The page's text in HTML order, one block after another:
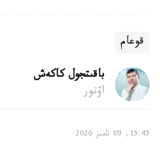
قوعام
باقىتجول كاكەش
اۆتور
15:45, 09 تامىز 2026